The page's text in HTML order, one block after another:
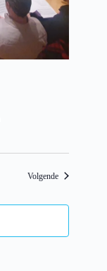
VolgendeEvenementen